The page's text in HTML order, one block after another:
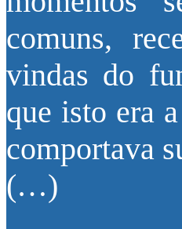
comuns,
vindas do
que isto era
comportava
(…)